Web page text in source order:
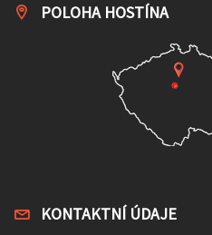
POLOHA HOSTÍNA
KONTAKTNÍ ÚDAJE